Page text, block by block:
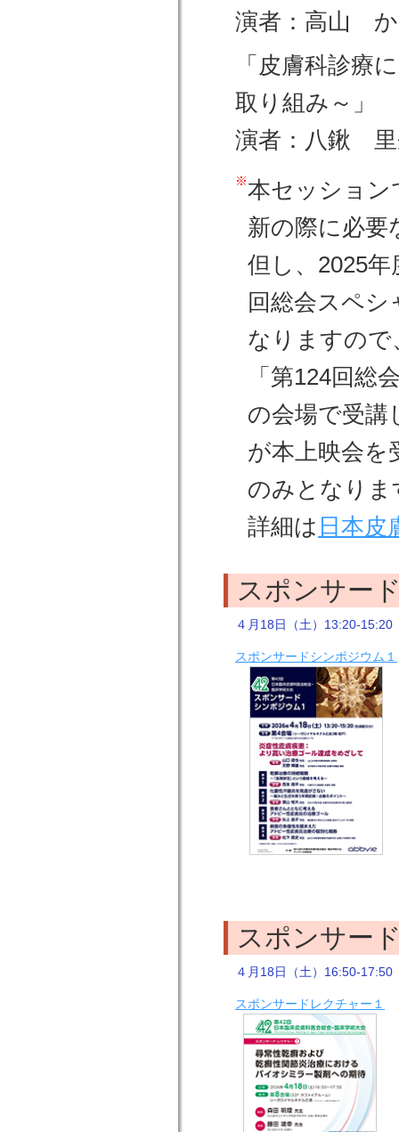
演者：高山 か
「皮膚科診療
取り組み～」
演者：八鍬 里
本セッション
新の際に必要
但し、2025
回総会スペ
なりますので
「第124回総
の会場で受講
が本上映会を
のみとなりま
詳細は 日本皮
スポンサー
４月18日（土）13:20-15:20
スポンサードシンポジウム１
スポンサー
４月18日（土）16:50-17:50
スポンサードレクチャー１